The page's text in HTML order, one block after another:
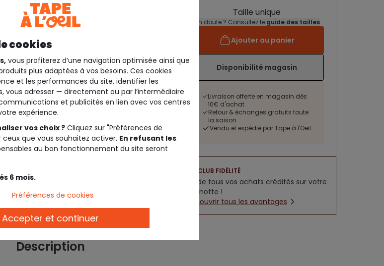
Taille unique
Un doute ? Consultez le guide des tailles
Ajouter au panier
Disponibilité magasin
Livraison offerte en magasin dès
10€ d'achat
Retour & échanges gratuits toute
la saison
Vendu et expédié par Tape à l'Oeil
CLUB FIDÉLITÉ
5% de tous vos achats crédités sur votre
cagnotte !
Découvrir tous les avantages
Description
cookies
vous profiterez d’une navigation optimisée ainsi que
plus adaptées à vos besoins. Ces cookies
et les performances du site, identifier les
vous adresser — directement ou par l’intermédiaire
et publicités en lien avec vos centres
expérience.
vos choix ? Cliquez sur "Préférences de
que vous souhaitez activer. En refusant les
au bon fonctionnement du site seront
6 mois.
Préférences de cookies
Accepter et continuer